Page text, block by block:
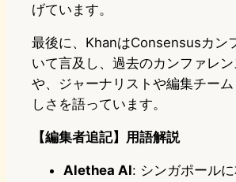
げています。
最後に、KhanはConsensusカン
いて言及し、過去のカンファレ
や、ジャーナリストや編集チー
しさを語っています。
【編集者追記】用語解説
Alethea AI: シンガポール